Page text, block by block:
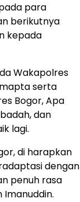
para
berikutnya
kepada
Wakapolres
serta
Bogor, Apa
dan
lagi.
di harapkan
dengan
penuh rasa
Imanuddin.